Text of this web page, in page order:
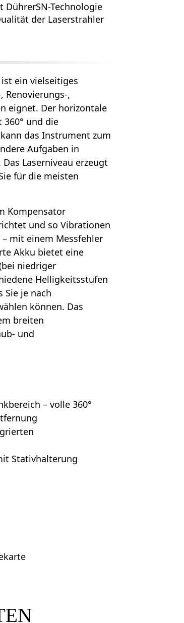
DührerSN-Technologie
der Laserstrahler
ist ein vielseitiges
Renovierungs-,
eignet. Der horizontale
und die
das Instrument zum
Aufgaben in
Laserniveau erzeugt
für die meisten
Kompensator
und so Vibrationen
mit einem Messfehler
Akku bietet eine
niedriger
Helligkeitsstufen
Sie je nach
können. Das
breiten
und
– volle 360°
Stativhalterung